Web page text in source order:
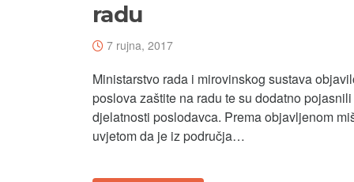
radu
7 rujna, 2017
Ministarstvo rada i mirovinskog sustava
poslova zaštite na radu te su dodatno
djelatnosti poslodavca. Prema objavljenom
uvjetom da je iz područja…